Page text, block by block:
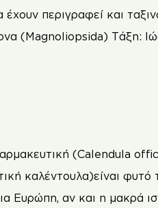
περιγραφεί και
(Magnoliopsida) Τάξη:
(Calendula
καλέντουλα)είναι φυτό
Ευρώπη, αν και η μακρά